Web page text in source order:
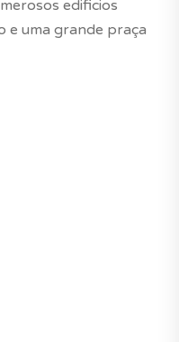
edificios
e uma grande praça